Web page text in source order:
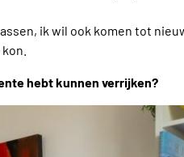
ik wil ook komen tot
hebt kunnen verrijken?